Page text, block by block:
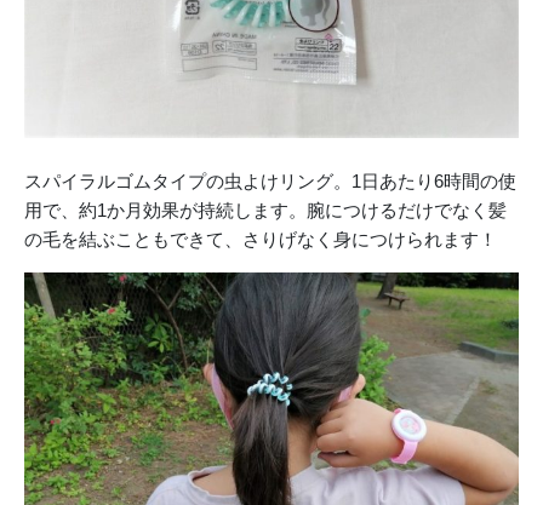
スパイラルゴムタイプの虫よけリング。1日あたり6時間の使
用で、約1か月効果が持続します。腕につけるだけでなく髪
の毛を結ぶこともできて、さりげなく身につけられます！